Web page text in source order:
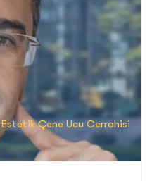
Estetik Çene Ucu Cerrahisi